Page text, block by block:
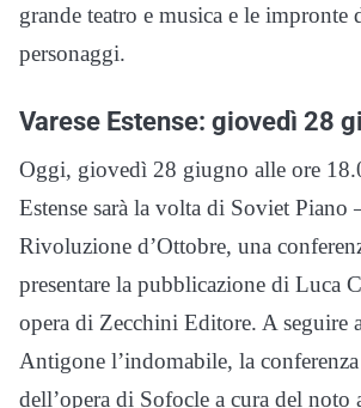
grande teatro e musica e le impronte
personaggi.
Varese Estense: giovedì 28
Oggi, giovedì 28 giugno alle ore
Estense sarà la volta di Soviet Piano
Rivoluzione d’Ottobre, una
presentare la pubblicazione di Luca
opera di Zecchini Editore. A seguire
Antigone l’indomabile, la
dell’opera di Sofocle a cura del noto